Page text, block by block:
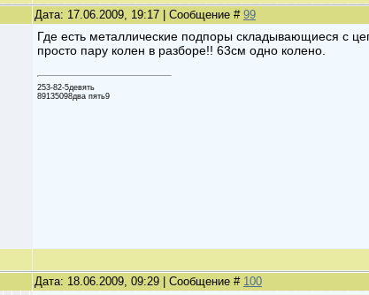
Дата: 17.06.2009, 19:17 | Сообщение # 99
Где есть металлические подпоры складывающиеся с
просто пару колен в разборе!! 63см одно колено.
253-82-5девять
89135098два пять9
Дата: 18.06.2009, 09:29 | Сообщение # 100